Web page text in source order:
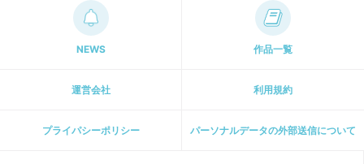
NEWS 作品一覧
運営会社 利用規約
プライパシーポリシー パーソナルデータの外部送信について